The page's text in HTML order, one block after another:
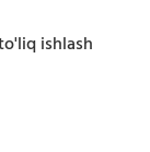
ishlash